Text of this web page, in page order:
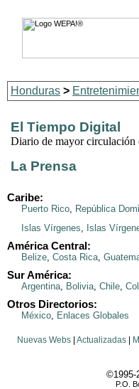
Honduras >
El Tiempo Digital
Diario de mayor circulación
La Prensa
Caribe:
Puerto Rico, República
Islas Vírgenes, Islas
América Central:
Belize, Costa Rica,
Sur América:
Argentina, Bolivia, Chile,
Otros Directorios:
México, Enlaces Globales
Nuevas Webs| Actualizadas|
©1995-
P.O.